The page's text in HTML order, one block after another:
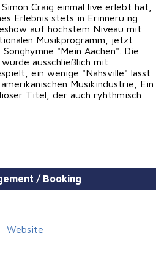
Craig einmal live erlebt hat,
Erlebnis stets in Erinneru ng
auf höchstem Niveau mit
Musikprogramm, jetzt
"Mein Aachen". Die
ausschließlich mit
ein wenige "Nahsville" lässt
Musikindustrie, Ein
Titel, der auch ryhthmisch
/ Booking
Website